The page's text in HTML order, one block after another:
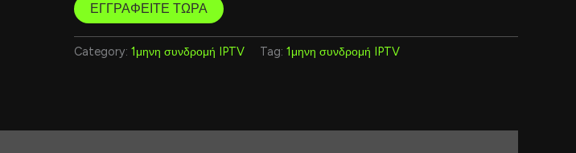
ΕΓΓΡΑΦΕΙΤΕ ΤΩΡΑ
Category: 1μηνη συνδρομή IPTV Tag: 1μηνη συνδρομή IPTV